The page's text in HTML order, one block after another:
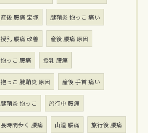
産後 腰痛 宝塚 腱鞘炎 抱っこ 痛い
授乳 腰痛 改善 産後 腰痛 原因
抱っこ 腰痛 授乳 腰痛
抱っこ 腱鞘炎 原因 産後 手首 痛い
腱鞘炎 抱っこ 旅行中 腰痛
長時間歩く 腰痛 山道 腰痛 旅行後 腰痛